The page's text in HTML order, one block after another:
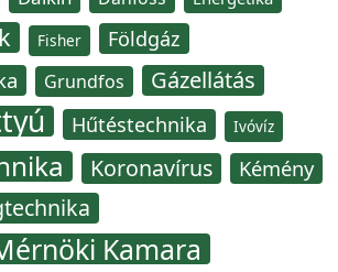
Fisher Földgáz
Grundfos Gázellátás
Hűtéstechnika Ivóvíz
Koronavírus Kémény
Kamara